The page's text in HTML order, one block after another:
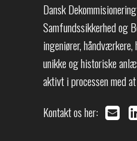
Dansk
Samfundssikkerhed og
ingeniører,
unikke og historiske
aktivt i processen med
Kontakt os her: